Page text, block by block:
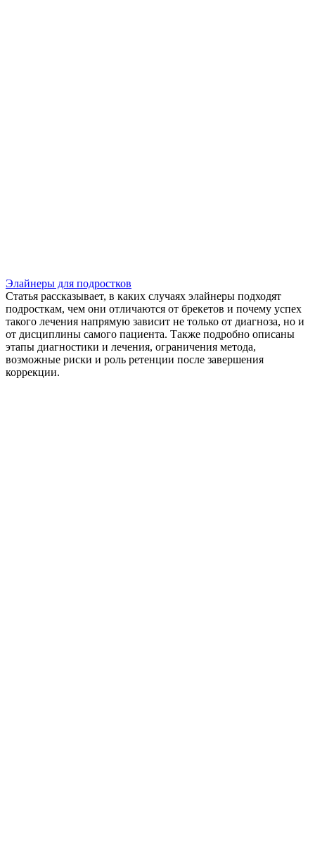
Элайнеры для подростков
Статья рассказывает, в каких случаях элайнеры подходят
подросткам, чем они отличаются от брекетов и почему успех
такого лечения напрямую зависит не только от диагноза, но и
от дисциплины самого пациента. Также подробно описаны
этапы диагностики и лечения, ограничения метода,
возможные риски и роль ретенции после завершения
коррекции.